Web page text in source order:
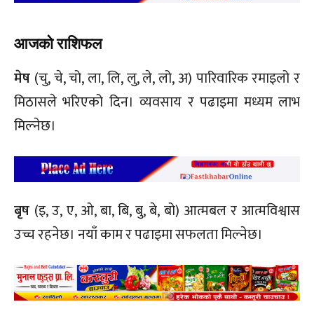
आजको राशिफल
मेष (चु, चे, चो, ला, लि, लु, ले, लो, अ) पारिवारिक रमाइलो र
मिठासले भरिएको दिन। व्यवसाय र पढाइमा मध्यम लाभ
मिल्नेछ।
बृष (इ, उ, ए, ओ, बा, बि, बु, बे, बो) आत्मबल र आत्मविश्वास
उच्च रहनेछ। नयाँ काम र पढाइमा सफलता मिल्नेछ।